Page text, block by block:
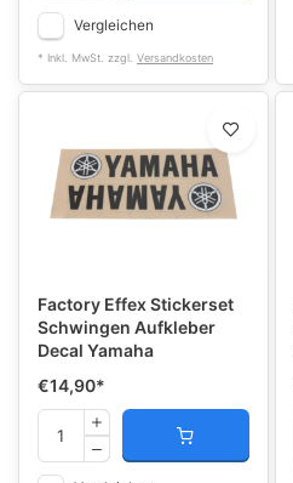
Vergleichen
* Inkl. MwSt. zzgl. Versandkosten
Factory Effex Stickerset
Schwingen Aufkleber
Decal Yamaha
€14,90*